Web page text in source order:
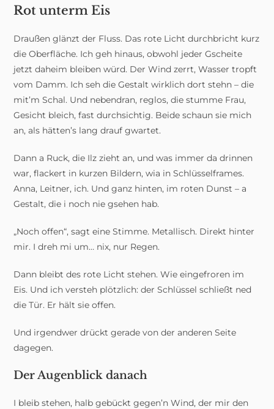
Rot unterm Eis
Draußen glänzt der Fluss. Das rote Licht durchbricht kurz
die Oberfläche. Ich geh hinaus, obwohl jeder Gscheite
jetzt daheim bleiben würd. Der Wind zerrt, Wasser tropft
vom Damm. Ich seh die Gestalt wirklich dort stehn – die
mit’m Schal. Und nebendran, reglos, die stumme Frau,
Gesicht bleich, fast durchsichtig. Beide schaun sie mich
an, als hätten’s lang drauf gwartet.
Dann a Ruck, die Ilz zieht an, und was immer da drinnen
war, flackert in kurzen Bildern, wia in Schlüsselframes.
Anna, Leitner, ich. Und ganz hinten, im roten Dunst – a
Gestalt, die i noch nie gsehen hab.
„Noch offen“, sagt eine Stimme. Metallisch. Direkt hinter
mir. I dreh mi um… nix, nur Regen.
Dann bleibt des rote Licht stehen. Wie eingefroren im
Eis. Und ich versteh plötzlich: der Schlüssel schließt ned
die Tür. Er hält sie offen.
Und irgendwer drückt gerade von der anderen Seite
dagegen.
Der Augenblick danach
I bleib stehen, halb gebückt gegen’n Wind, der mir den